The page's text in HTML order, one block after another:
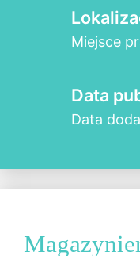
Miejsce
Data
Data